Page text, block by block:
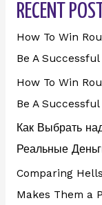
RECENT
How To Win
Be A
How To Win
Be A
Как Выбрать
Реальные
Comparing
Makes Them a